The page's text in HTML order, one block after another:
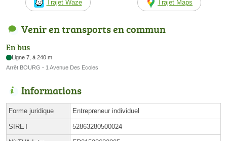
Trajet Waze Trajet Maps
Venir en transports en commun
En bus
Ligne 7, à 240 m
Arrêt BOURG - 1 Avenue Des Ecoles
Informations
Forme juridique Entrepreneur individuel
SIRET 52863280500024